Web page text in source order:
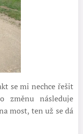
se mi nechce řešit
změnu následuje
most, ten už se dá